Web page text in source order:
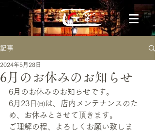
記事
6月のお休みのお知らせ
2024年5月28日
6月のお休みのお知らせです。
6月23日㈰は、店内メンテナンスのた
め、お休みとさせて頂きます。
ご理解の程、よろしくお願い致しま